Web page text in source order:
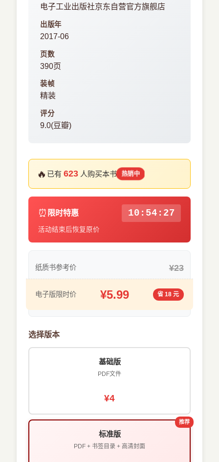
电子工业出版社京东自营官方旗舰店
出版年
2017-06
页数
390页
装帧
精装
评分
9.0(豆瓣)
🔥 已有623 人购买本书 热销中
⏰ 限时特惠 10:54:26
活动结束后恢复原价
纸质书参考价 ¥23
电子版限时价 ¥5.99 省 18 元
选择版本
基础版
PDF文件
¥4
推荐
标准版
PDF + 书签目录 + 高清封面